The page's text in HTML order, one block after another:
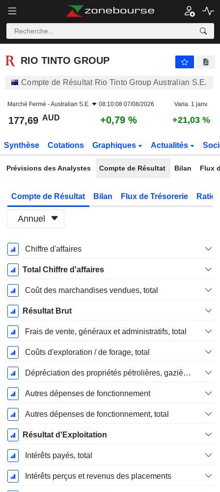
RIO TINTO GROUP
RIO TINTO GROUP
Compte de Résultat Rio Tinto Group Australian S.E.
Marché Fermé -Australian S.E. 08:10:08 07/08/2026 Varia. 1 janv.
177,69 AUD +0,79 % +21,03 %
Synthèse Cotations Graphiques Actualités
Prévisions des Analystes Compte de Résultat Bilan Flux
Compte de Résultat Bilan Flux de Trésorerie
Annuel
Période
Fiscale:
Décembre
Chiffre d'affaires
Total Chiffre d'affaires
Coût des marchandises vendues, total
Résultat Brut
Frais de vente, généraux et administratifs, total
Coûts d'exploration / de forage, total
Dépréciation des propriétés pétrolières, gazières et minérales - (IS)
Autres dépenses de fonctionnement
Autres dépenses de fonctionnement, total
Résultat d'Exploitation
Intérêts payés, total
Intérêts perçus et revenus des placements